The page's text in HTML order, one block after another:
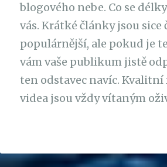
blogového nebe. Co se
vás. Krátké články jsou sice
populárnější, ale pokud je
vám vaše publikum jistě
ten odstavec navíc.
videa jsou vždy vítaným